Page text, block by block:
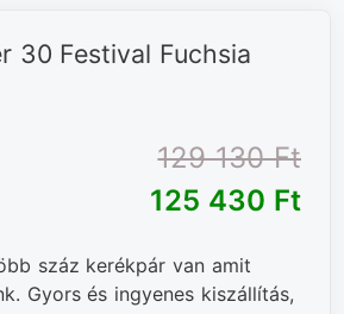
30 Festival Fuchsia
129 130 Ft‎
125 430 Ft‎
száz kerékpár van amit
Gyors és ingyenes kiszállítás,